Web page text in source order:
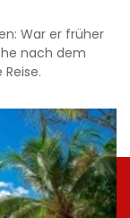
War er früher
nach dem